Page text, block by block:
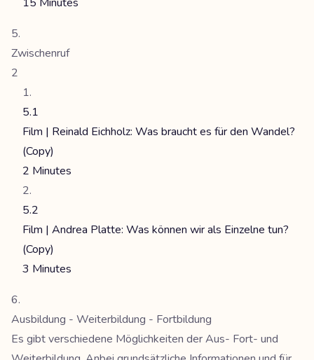
Zwischenruf
2
5.1
Film | Reinald Eichholz: Was braucht es für den Wandel?
(Copy)
2 Minutes
5.2
Film | Andrea Platte: Was können wir als Einzelne tun?
(Copy)
3 Minutes
Ausbildung - Weiterbildung - Fortbildung
Es gibt verschiedene Möglichkeiten der Aus- Fort- und